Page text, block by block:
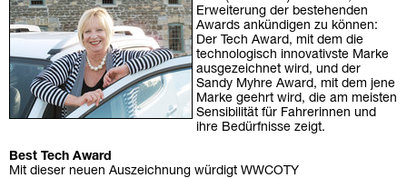
Erweiterung der bestehenden
Awards ankündigen zu können:
Der Tech Award, mit dem die
technologisch innovativste Marke
ausgezeichnet wird, und der
Sandy Myhre Award, mit dem jene
Marke geehrt wird, die am meisten
Sensibilität für Fahrerinnen und
ihre Bedürfnisse zeigt.
Best Tech Award
Mit dieser neuen Auszeichnung würdigt WWCOTY